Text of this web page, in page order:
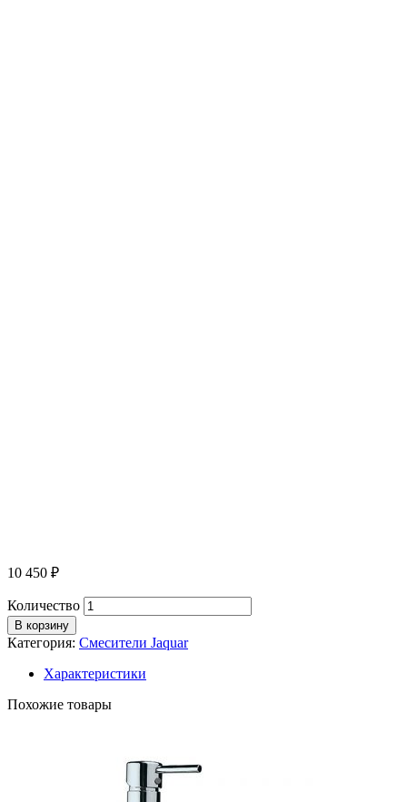
10 450 ₽
Количество
В корзину
Категория: Смесители Jaquar
Характеристики
Похожие товары